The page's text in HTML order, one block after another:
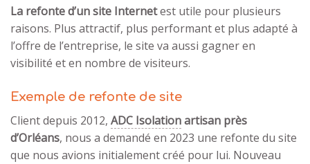
La refonte d’un site Internetest utile pour plusieurs
raisons. Plus attractif, plus performant et plus adapté à
l’offre de l’entreprise, le site va aussi gagner en
visibilité et en nombre de visiteurs.
Exemple de refonte de site
Client depuis 2012, ADC Isolationartisan près
d’Orléans, nous a demandé en 2023 une refonte du site
que nous avions initialement créé pour lui. Nouveau